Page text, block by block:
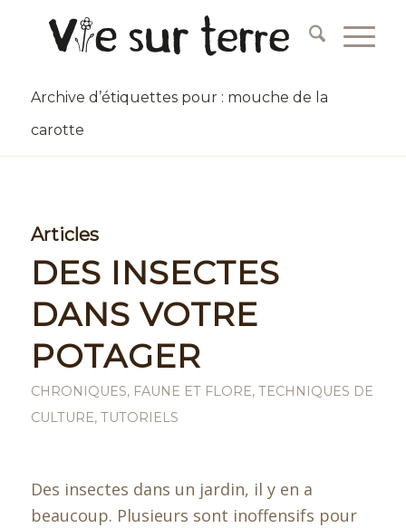
Archive d’étiquettes pour : mouche de la
carotte
Articles
DES INSECTES
DANS VOTRE
POTAGER
CHRONIQUES, FAUNE ET FLORE, TECHNIQUES DE
CULTURE, TUTORIELS
Des insectes dans un jardin, il y en a
beaucoup. Plusieurs sont inoffensifs pour